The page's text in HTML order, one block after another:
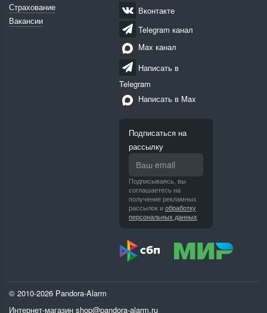
Страхование
Вакансии
Вконтакте
Telegram канал
Max канал
Написать в
Telegram
Написать в Max
Подписаться на
рассылку
Подписываясь, вы
соглашаетесь на
получение рекламных
рассылок иобработку
персональных данных
© 2010-2026 Pandora-Alarm
Интернет-магазин shop@pandora-alarm.ru